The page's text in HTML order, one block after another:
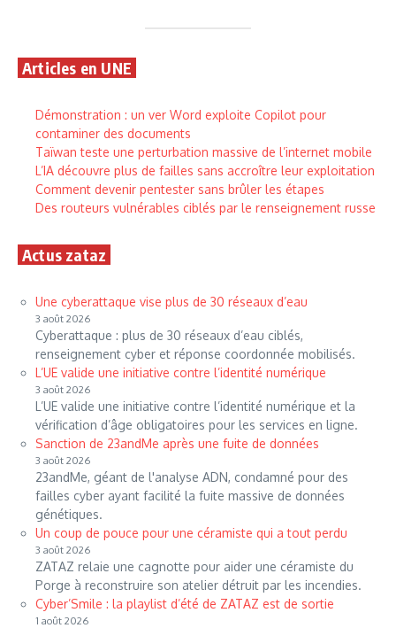
Articles en UNE
Démonstration : un ver Word exploite Copilot pour
contaminer des documents
Taïwan teste une perturbation massive de l’internet mobile
L’IA découvre plus de failles sans accroître leur exploitation
Comment devenir pentester sans brûler les étapes
Des routeurs vulnérables ciblés par le renseignement russe
Actus zataz
Une cyberattaque vise plus de 30 réseaux d’eau
3 août 2026
Cyberattaque : plus de 30 réseaux d’eau ciblés,
renseignement cyber et réponse coordonnée mobilisés.
L’UE valide une initiative contre l’identité numérique
3 août 2026
L’UE valide une initiative contre l’identité numérique et la
vérification d’âge obligatoires pour les services en ligne.
Sanction de 23andMe après une fuite de données
3 août 2026
23andMe, géant de l'analyse ADN, condamné pour des
failles cyber ayant facilité la fuite massive de données
génétiques.
Un coup de pouce pour une céramiste qui a tout perdu
3 août 2026
ZATAZ relaie une cagnotte pour aider une céramiste du
Porge à reconstruire son atelier détruit par les incendies.
Cyber’Smile : la playlist d’été de ZATAZ est de sortie
1 août 2026